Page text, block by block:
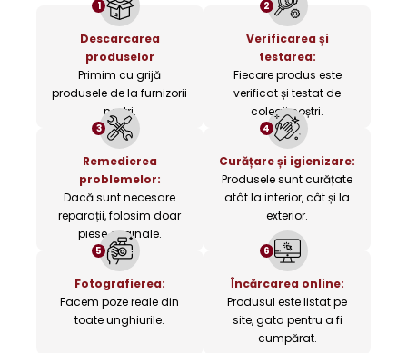
1
Descarcarea
produselor
Primim cu grijă
produsele de la furnizorii
noștri.
2
Verificarea și
testarea:
Fiecare produs este
verificat și testat de
colegii noștri.
3
Remedierea
problemelor:
Dacă sunt necesare
reparații, folosim doar
piese originale.
4
Curățare și igienizare:
Produsele sunt curățate
atât la interior, cât și la
exterior.
5
Fotografierea:
Facem poze reale din
toate unghiurile.
6
Încărcarea online:
Produsul este listat pe
site, gata pentru a fi
cumpărat.